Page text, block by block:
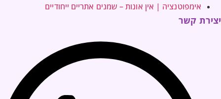
אימפוטנציה | אין אונות – שמנים אתריים ייחודיים
יצירת קשר